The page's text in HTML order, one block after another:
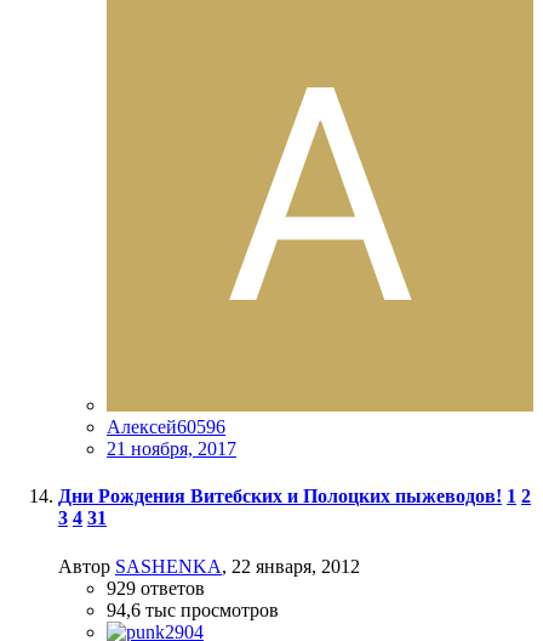
Алексей60596
21 ноября, 2017
Дни Рождения Витебских и Полоцких пыжеводов! 1 2
3 4 31
Автор SASHENKA, 22 января, 2012
929 ответов
94,6 тыс просмотров